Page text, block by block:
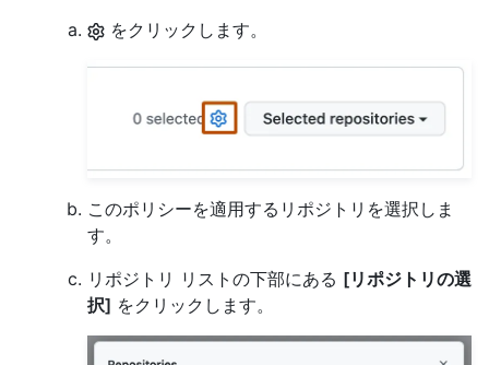
をクリックします。
このポリシーを適用するリポジトリを選択しま
す。
リポジトリ リストの下部にある [リポジトリの選
択] をクリックします。